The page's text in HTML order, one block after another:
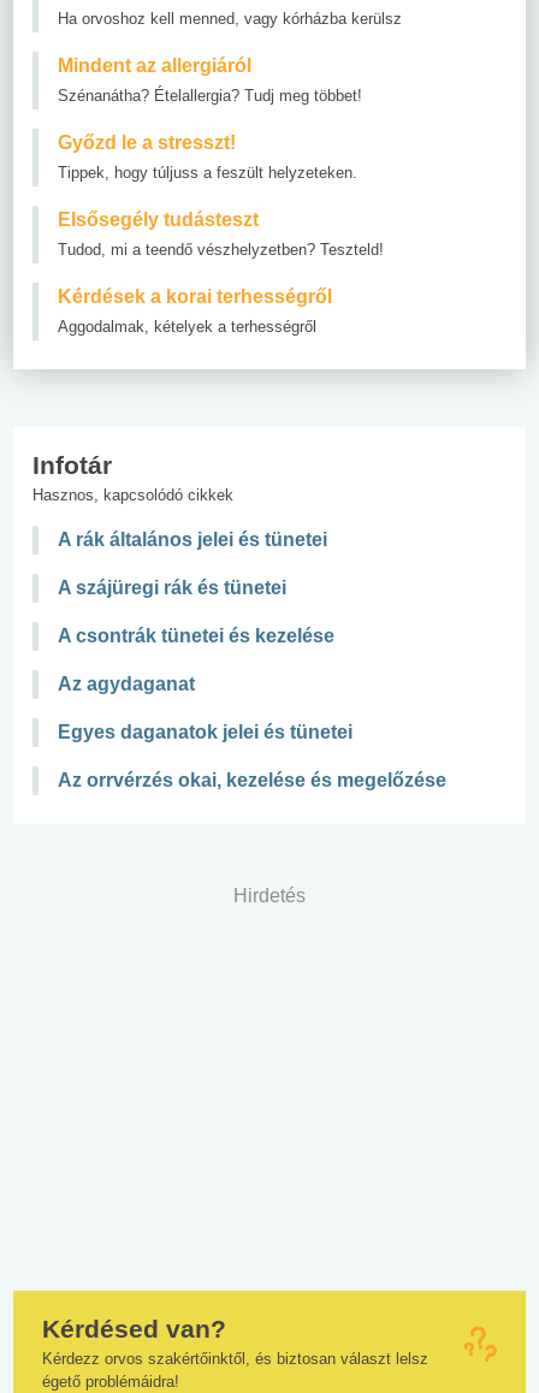
Ha orvoshoz kell menned, vagy kórházba kerülsz
Mindent az allergiáról
Szénanátha? Ételallergia? Tudj meg többet!
Győzd le a stresszt!
Tippek, hogy túljuss a feszült helyzeteken.
Elsősegély tudásteszt
Tudod, mi a teendő vészhelyzetben? Teszteld!
Kérdések a korai terhességről
Aggodalmak, kételyek a terhességről
Infotár
Hasznos, kapcsolódó cikkek
A rák általános jelei és tünetei
A szájüregi rák és tünetei
A csontrák tünetei és kezelése
Az agydaganat
Egyes daganatok jelei és tünetei
Az orrvérzés okai, kezelése és megelőzése
Hirdetés
Kérdésed van?
Kérdezz orvos szakértőinktől, és biztosan választ lelsz
égető problémáidra!